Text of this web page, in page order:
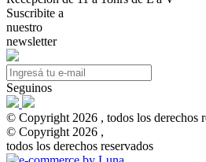
Suscribite a
nuestro
newsletter
Seguinos
© Copyright 2026 , todos los derechos
© Copyright 2026 ,
todos los derechos reservados